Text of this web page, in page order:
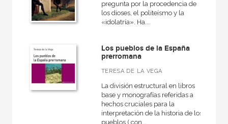
pregunta por la procedencia de
los dioses, el politeísmo y la
«idolatría». Ha...
Los pueblos de la España
prerromana
TERESA DE LA VEGA
La división estructural en libros
base y monografías referidas a
hechos cruciales para la
interpretación de la historia de los
pueblos ( con...